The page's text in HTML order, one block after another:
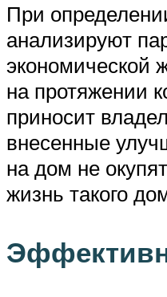
При
анализируют
экономической
на протяжении
приносит
внесенные
на дом не
жизнь такого